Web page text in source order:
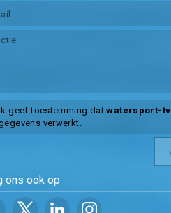
geef toestemming datwatersport-tv
verwerkt.
ons ook op